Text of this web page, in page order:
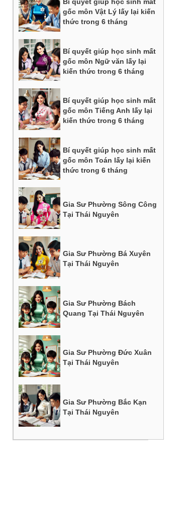
Bí quyết giúp học sinh mất
gốc môn Vật Lý lấy lại kiến
thức trong 6 tháng
Bí quyết giúp học sinh mất
gốc môn Ngữ văn lấy lại
kiến thức trong 6 tháng
Bí quyết giúp học sinh mất
gốc môn Tiếng Anh lấy lại
kiến thức trong 6 tháng
Bí quyết giúp học sinh mất
gốc môn Toán lấy lại kiến
thức trong 6 tháng
Gia Sư Phường Sông Công
Tại Thái Nguyên
Gia Sư Phường Bá Xuyên
Tại Thái Nguyên
Gia Sư Phường Bách
Quang Tại Thái Nguyên
Gia Sư Phường Đức Xuân
Tại Thái Nguyên
Gia Sư Phường Bắc Kạn
Tại Thái Nguyên